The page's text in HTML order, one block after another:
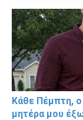
Κάθε Πέμπτη, ο
μητέρα μου